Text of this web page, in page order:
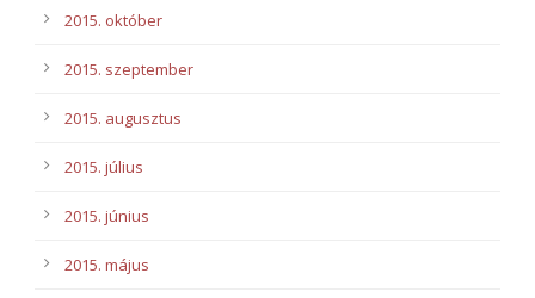
2015. október
2015. szeptember
2015. augusztus
2015. július
2015. június
2015. május